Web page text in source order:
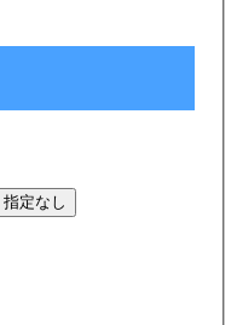
指定なし